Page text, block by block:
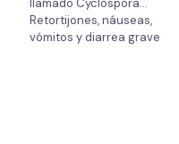
llamado Cyclospora…
Retortijones, náuseas,
vómitos y diarrea grave